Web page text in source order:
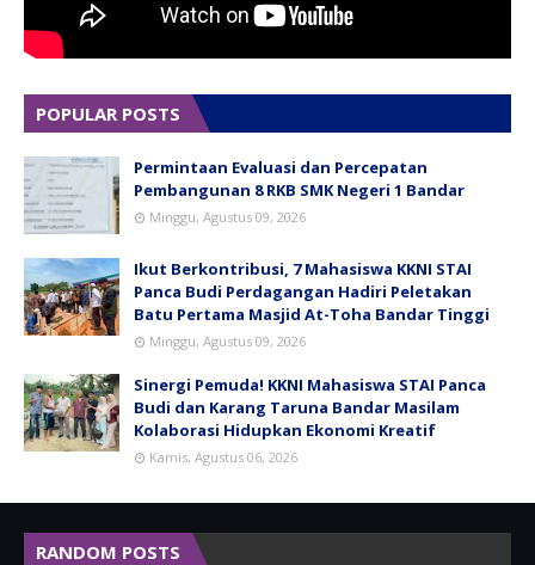
POPULAR POSTS
Permintaan Evaluasi dan Percepatan
Pembangunan 8 RKB SMK Negeri 1 Bandar
Minggu, Agustus 09, 2026
Ikut Berkontribusi, 7 Mahasiswa KKNI STAI
Panca Budi Perdagangan Hadiri Peletakan
Batu Pertama Masjid At-Toha Bandar Tinggi
Minggu, Agustus 09, 2026
Sinergi Pemuda! KKNI Mahasiswa STAI Panca
Budi dan Karang Taruna Bandar Masilam
Kolaborasi Hidupkan Ekonomi Kreatif
Kamis, Agustus 06, 2026
RANDOM POSTS